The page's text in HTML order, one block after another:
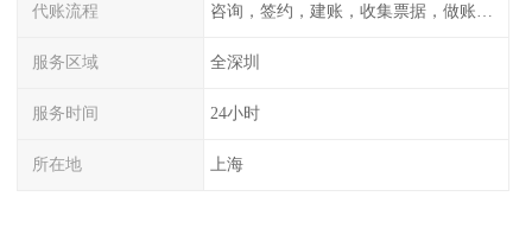
代账流程 咨询，签约，建账，收集票据，做账，报税
服务区域 全深圳
服务时间 24小时
所在地 上海